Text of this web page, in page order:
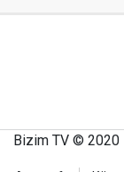
Bizim TV © 2020